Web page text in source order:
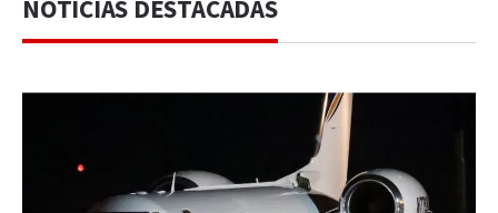
NOTICIAS DESTACADAS